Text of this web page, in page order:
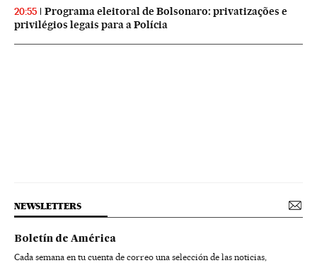
20:55
Programa eleitoral de Bolsonaro: privatizações e
privilégios legais para a Polícia
NEWSLETTERS
Boletín de América
Cada semana en tu cuenta de correo una selección de las noticias,